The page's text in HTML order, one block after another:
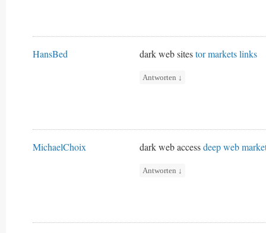
HansBed dark web sitestor markets links
Antworten ↓
MichaelChoix dark web accessdeep web
Antworten ↓